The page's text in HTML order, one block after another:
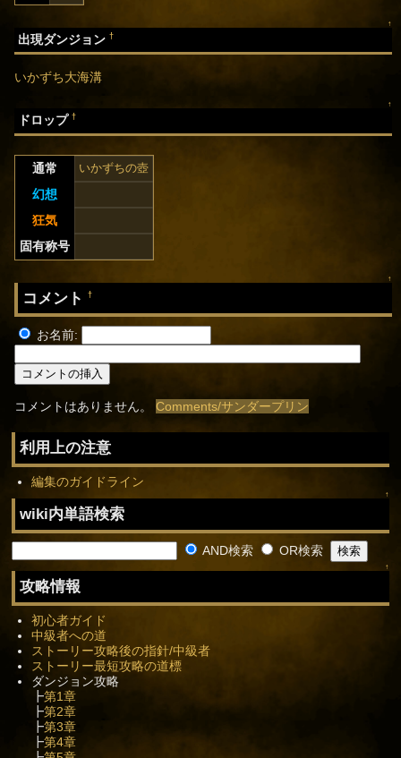
↑
出現ダンジョン†
いかずち大海溝
↑
ドロップ†
通常 いかずちの壺
幻想
狂気
固有称号
↑
コメント†
お名前:
コメントはありません。Comments/サンダープリン
利用上の注意
編集のガイドライン
↑
wiki内単語検索
AND検索 OR検索
↑
攻略情報
初心者ガイド
中級者への道
ストーリー攻略後の指針/中級者
ストーリー最短攻略の道標
ダンジョン攻略
┣第1章
┣第2章
┣第3章
┣第4章